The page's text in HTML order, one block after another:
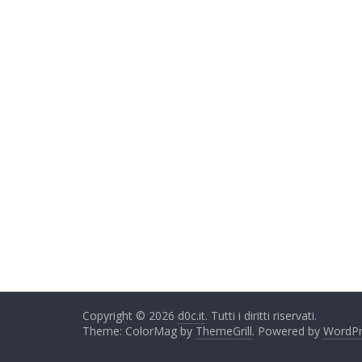
Copyright © 2026 d0c.it. Tutti i diritti riservati.
Theme: ColorMag by ThemeGrill. Powered by